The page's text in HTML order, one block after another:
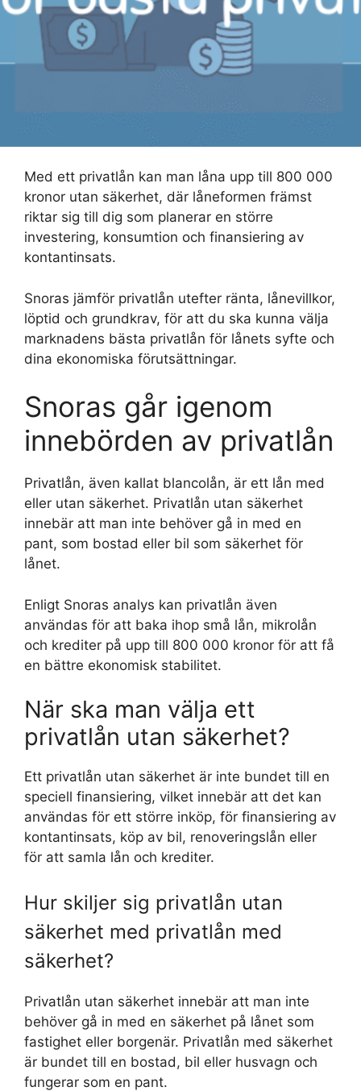
Med ett privatlån kan man låna upp till 800 000
kronor utan säkerhet, där låneformen främst
riktar sig till dig som planerar en större
investering, konsumtion och finansiering av
kontantinsats.
Snoras jämför privatlån utefter ränta, lånevillkor,
löptid och grundkrav, för att du ska kunna välja
marknadens bästa privatlån för lånets syfte och
dina ekonomiska förutsättningar.
Snoras går igenom
innebörden av privatlån
Privatlån, även kallat blancolån, är ett lån med
eller utan säkerhet. Privatlån utan säkerhet
innebär att man inte behöver gå in med en
pant, som bostad eller bil som säkerhet för
lånet.
Enligt Snoras analys kan privatlån även
användas för att baka ihop små lån, mikrolån
och krediter på upp till 800 000 kronor för att få
en bättre ekonomisk stabilitet.
När ska man välja ett
privatlån utan säkerhet?
Ett privatlån utan säkerhet är inte bundet till en
speciell finansiering, vilket innebär att det kan
användas för ett större inköp, för finansiering av
kontantinsats, köp av bil, renoveringslån eller
för att samla lån och krediter.
Hur skiljer sig privatlån utan
säkerhet med privatlån med
säkerhet?
Privatlån utan säkerhet innebär att man inte
behöver gå in med en säkerhet på lånet som
fastighet eller borgenär. Privatlån med säkerhet
är bundet till en bostad, bil eller husvagn och
fungerar som en pant.